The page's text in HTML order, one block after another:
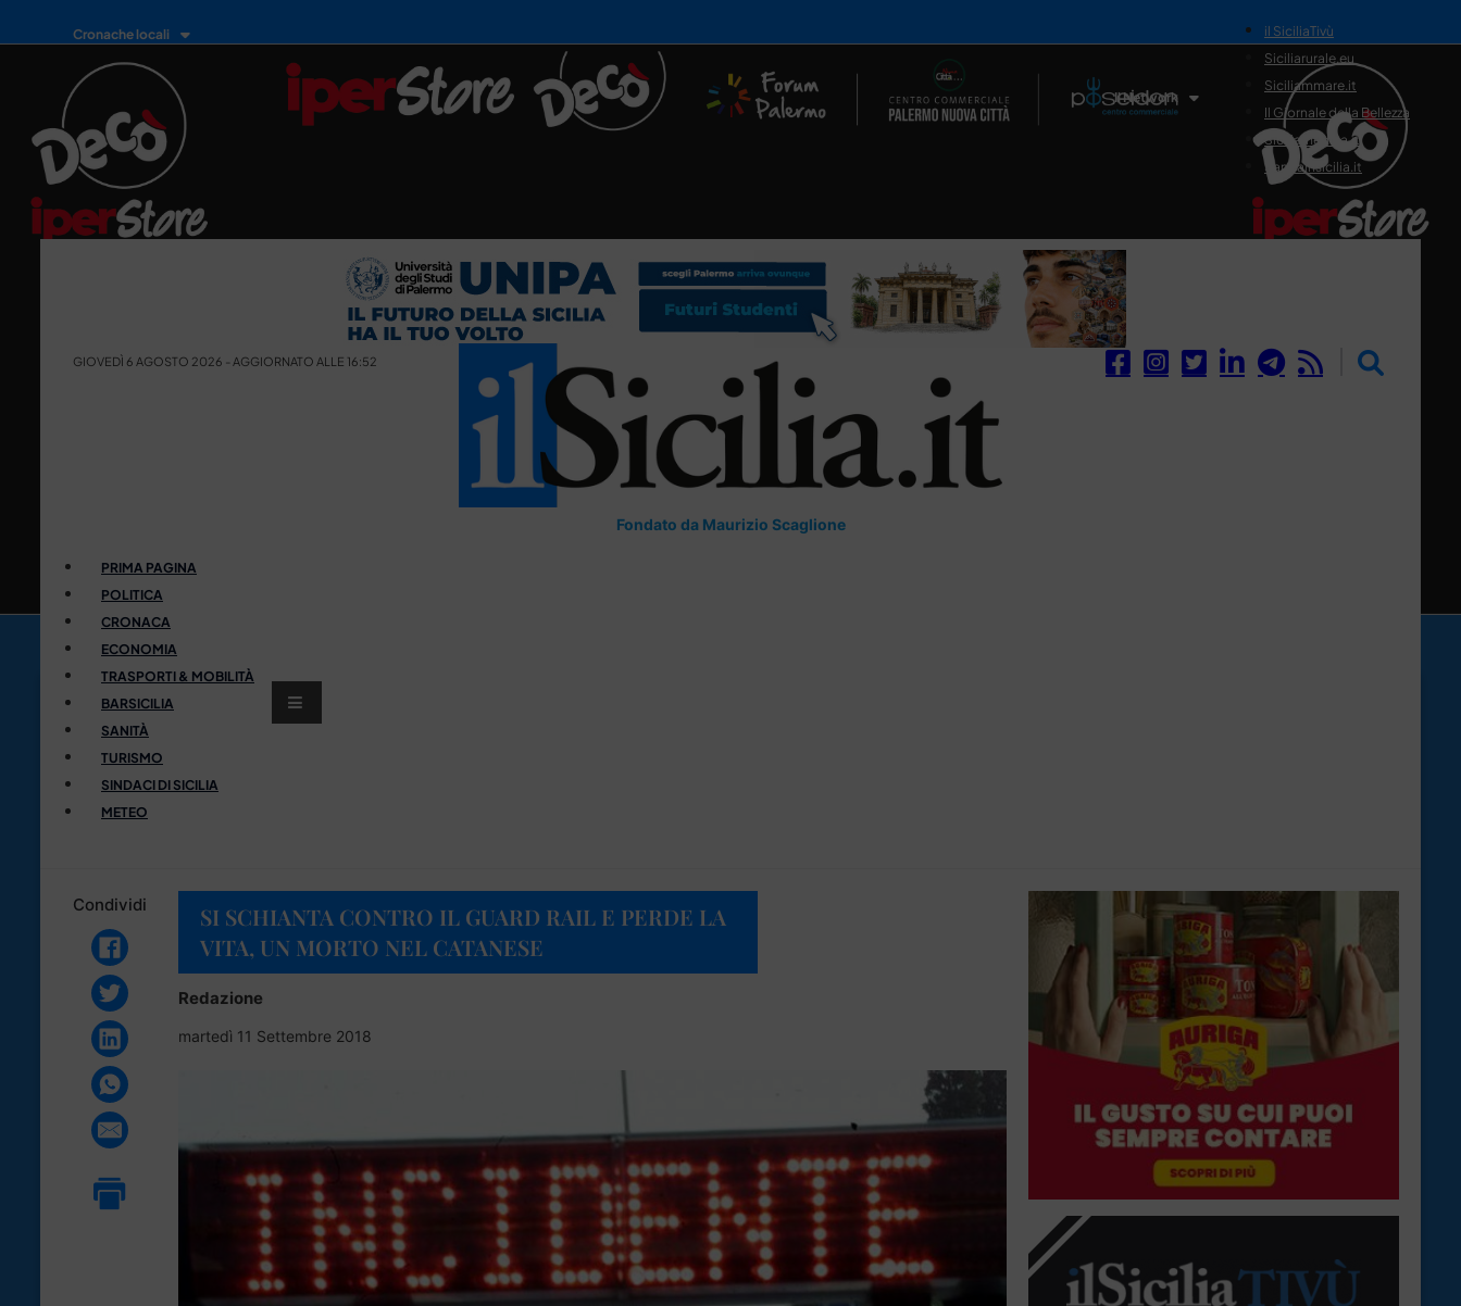
Cronache locali
Il Network
il SiciliaTivù
Siciliarurale.eu
Siciliammare.it
Il Giornale della Bellezza
Siciliamedica.it
Sanitainsicilia.it
GIOVEDÌ 6 AGOSTO 2026 - AGGIORNATO ALLE 16:52
Fondato da Maurizio Scaglione
PRIMA PAGINA
POLITICA
CRONACA
ECONOMIA
TRASPORTI & MOBILITÀ
BARSICILIA
SANITÀ
TURISMO
SINDACI DI SICILIA
METEO
Condividi
SI SCHIANTA CONTRO IL GUARD RAIL E PERDE LA
VITA, UN MORTO NEL CATANESE
Redazione
martedì 11 Settembre 2018